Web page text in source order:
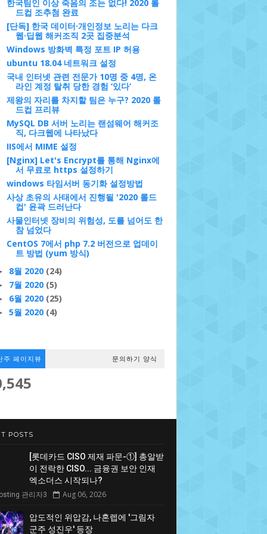
한국팀인 이상 죽음의 조는 없다! 2020 롤
드컵 조추첨 완료
[단독] 한국 데이터·개인정보 노리는 다크
웹·딥웹 해커조직 2곳 집중분석
Windows 방화벽 특정 포트 IP 허용
ubuntu 18.04 네트워크 설정
국내 인터넷 관련 전문가 10명 중 4명, 온
라인 계정 탈취 당한 경험 ‘있다’
제왕의 자리를 차지할 팀은 누구? 2020 롤
드컵 프리뷰
MySQL DB 서버 노리는 랜섬웨어 해커조
직, 다크웹에 나타났다
IIS에서 MIME 설정
[Nginx] Let's Encrypt를 통해 Nginx에
서 무료로 https 설정하기
windows 타임서버 동기화 설정방법
사상 초유의 사태에서 진행될 '2020 롤드
컵' 윤곽 드러난다
사물인터넷 장비의 위험성, 도를 넘어도 한
참 넘었다
CentOS 7에서 php 7.2 버전으로 업데이
트 방법 (yum 방식)
8월 2020 (24)
7월 2020 (5)
6월 2020 (25)
5월 2020 (4)
주 페이지뷰 문의하기 양식
POSTS
[롯데카드 CISO 제재 파문-①] 총알받
이 전락한 CISO... 금융권 보안 인재
엑소더스 시작되나?
관리자3 Aug 06, 2026
압도적인 위압감, 나혼렙에 '그림자
군주 성진우' 등장